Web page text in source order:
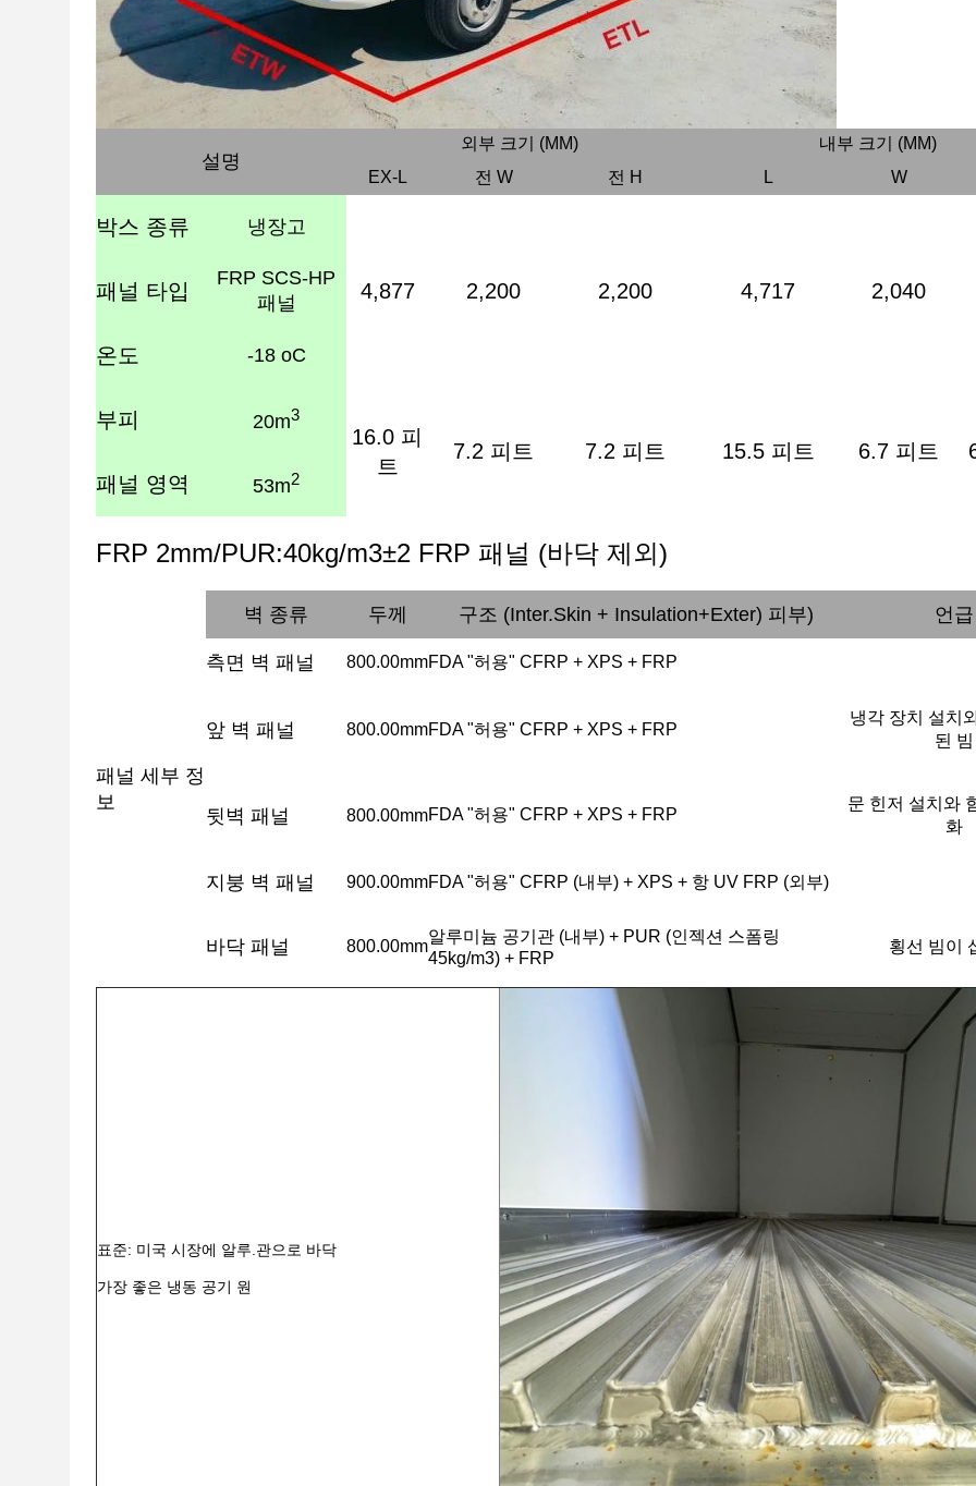
설명
외부 크기 (MM)
내부 크기 (MM)
EX-L
전 W 전 H L W
박스 종류 냉장고
4,877 2,200 2,200 4,717 2,040
패널 타입
FRP SCS-HP
패널
온도 -18 oC
부피 20m3
16.0 피
트
7.2 피트 7.2 피트 15.5 피트 6.7 피트
패널 영역
53m2
FRP 2mm/PUR:40kg/m3±2 FRP 패널 (바닥 제외)
패널 세부 정
보
벽 종류 두께 구조 (Inter.Skin + Insulation+Exter) 피부) 언급
측면 벽 패널 800.00mmFDA "허용" CFRP + XPS + FRP
앞 벽 패널 800.00mmFDA "허용" CFRP + XPS + FRP
냉각 장치 설치
된 빔
뒷벽 패널 800.00mmFDA "허용" CFRP + XPS + FRP
문 힌저 설치와
화
지붕 벽 패널 900.00mmFDA "허용" CFRP (내부) + XPS + 항 UV FRP (외부)
바닥 패널 800.00mm
알루미늄 공기관 (내부) + PUR (인젝션 스폼링
45kg/m3) + FRP
횡선 빔이
표준: 미국 시장에 알루.관으로 바닥
가장 좋은 냉동 공기 원